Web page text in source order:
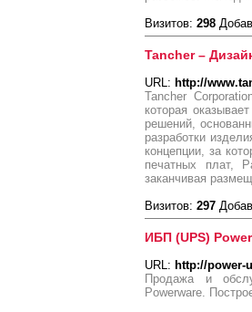
Визитов: 298
Tancher –
URL: http://
Tancher
которая
решений,
разработки
концепции, за
печатных плат,
заканчивая
Визитов: 297
ИБП (UPS)
URL: http://power-
Продажа и
Powerware.